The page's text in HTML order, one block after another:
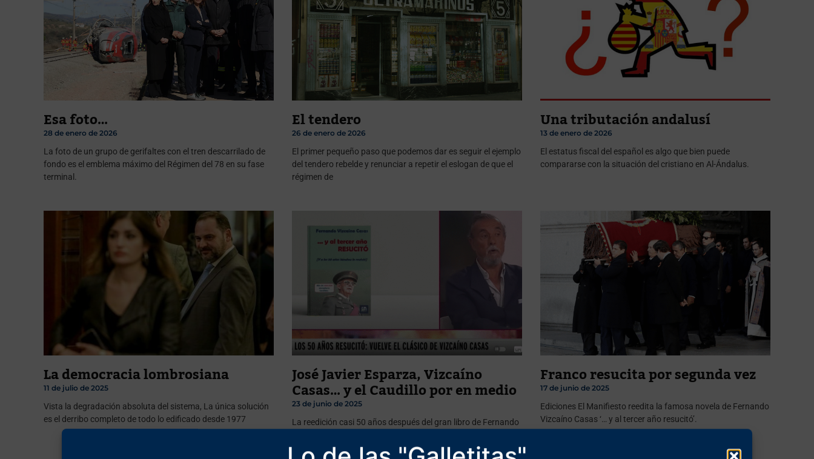
Esa foto…
28 de enero de 2026
La foto de un grupo de gerifaltes con el tren descarrilado de
fondo es el emblema máximo del Régimen del 78 en su fase
terminal.
El tendero
26 de enero de 2026
El primer pequeño paso que podemos dar es seguir el ejemplo
del tendero rebelde y renunciar a repetir el eslogan de que el
régimen de
Una tributación andalusí
13 de enero de 2026
El estatus fiscal del español es algo que bien puede
compararse con la situación del cristiano en Al-Ándalus.
La democracia lombrosiana
11 de julio de 2025
Vista la degradación absoluta del sistema, La única solución
es el derribo completo de todo lo edificado desde 1977
José Javier Esparza, Vizcaíno
Casas… y el Caudillo por en medio
23 de junio de 2025
La reedición casi 50 años después del gran libro de Fernando
Franco resucita por segunda vez
17 de junio de 2025
Ediciones El Manifiesto reedita la famosa novela de Fernando
Vizcaíno Casas ‘… y al tercer año resucitó’.